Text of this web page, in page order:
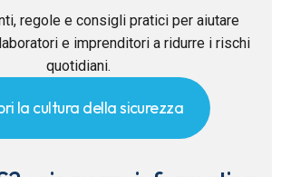
regole e consigli pratici per aiutare
e imprenditori a ridurre i rischi
quotidiani.
la cultura della sicurezza